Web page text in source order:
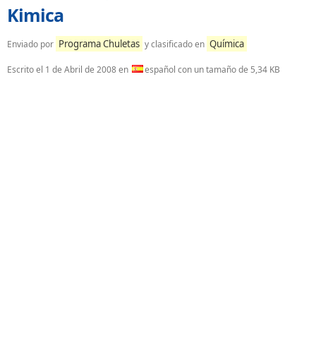
Kimica
Enviado por Programa Chuletas y clasificado en Química
Escrito el 1 de Abril de 2008en español con un tamaño de 5,34 KB